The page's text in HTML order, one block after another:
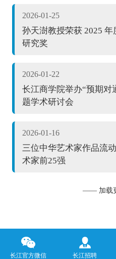
2026-01-25
孙天澍教授荣获 2025
研究奖
2026-01-22
长江商学院举办“预期对
题学术研讨会
2026-01-16
三位中华艺术家作品流
术家前25强
—— 加载
长江官方微信 长江招聘